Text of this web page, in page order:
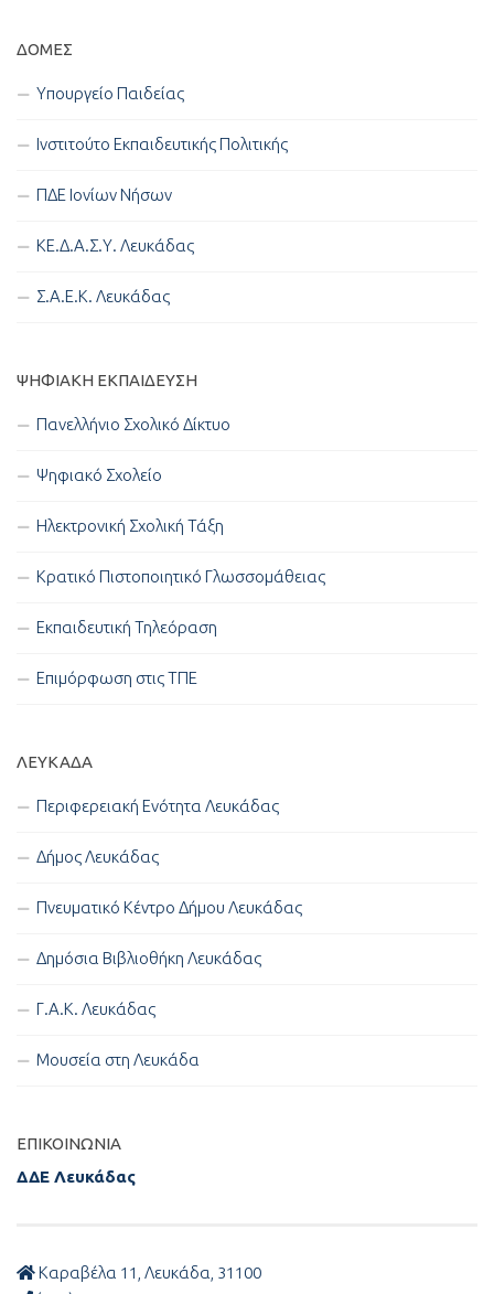
ΔΟΜΈΣ
Υπουργείο Παιδείας
Ινστιτούτο Εκπαιδευτικής Πολιτικής
ΠΔΕ Ιονίων Νήσων
ΚΕ.Δ.Α.Σ.Υ. Λευκάδας
Σ.Α.Ε.Κ. Λευκάδας
ΨΗΦΙΑΚΉ ΕΚΠΑΊΔΕΥΣΗ
Πανελλήνιο Σχολικό Δίκτυο
Ψηφιακό Σχολείο
Ηλεκτρονική Σχολική Τάξη
Κρατικό Πιστοποιητικό Γλωσσομάθειας
Εκπαιδευτική Τηλεόραση
Επιμόρφωση στις ΤΠΕ
ΛΕΥΚΑΔΑ
Περιφερειακή Ενότητα Λευκάδας
Δήμος Λευκάδας
Πνευματικό Κέντρο Δήμου Λευκάδας
Δημόσια Βιβλιοθήκη Λευκάδας
Γ.Α.Κ. Λευκάδας
Μουσεία στη Λευκάδα
ΕΠΙΚΟΙΝΩΝΊΑ
ΔΔΕ Λευκάδας
Καραβέλα 11, Λευκάδα, 31100